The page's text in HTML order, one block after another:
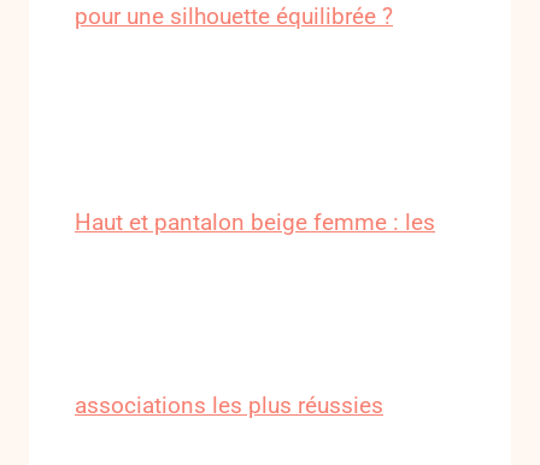
pour une silhouette équilibrée ?
Haut et pantalon beige femme : les
associations les plus réussies